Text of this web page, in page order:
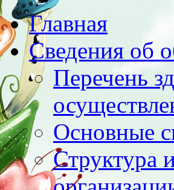
Главная
Сведения об
Перечень
Основные
Структура